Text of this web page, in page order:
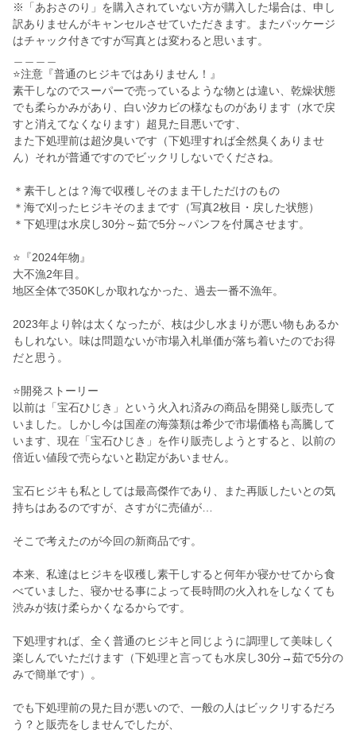
※「あおさのり」を購入されていない方が購入した場合は、申し
訳ありませんがキャンセルさせていただきます。またパッケージ
はチャック付きですが写真とは変わると思います。
⭐注意『普通のヒジキではありません！』
素干しなのでスーパーで売っているような物とは違い、乾燥状態
でも柔らかみがあり、白い汐カビの様なものがあります（水で戻
すと消えてなくなります）超見た目悪いです、
また下処理前は超汐臭いです（下処理すれば全然臭くありませ
ん）それが普通ですのでビックリしないでくださね。
＊素干しとは？海で収穫しそのまま干しただけのもの
＊海で刈ったヒジキそのままです（写真2枚目・戻した状態）
＊下処理は水戻し30分～茹で5分～パンフを付属させます。
⭐『2024年物』
大不漁2年目。
地区全体で350Kしか取れなかった、過去一番不漁年。
2023年より幹は太くなったが、枝は少し水まりが悪い物もあるか
もしれない。味は問題ないが市場入札単価が落ち着いたのでお得
だと思う。
⭐開発ストーリー
以前は「宝石ひじき」という火入れ済みの商品を開発し販売して
いました。しかし今は国産の海藻類は希少で市場価格も高騰して
います、現在「宝石ひじき」を作り販売しようとすると、以前の
倍近い値段で売らないと勘定があいません。
宝石ヒジキも私としては最高傑作であり、また再販したいとの気
持ちはあるのですが、さすがに売値が…
そこで考えたのが今回の新商品です。
本来、私達はヒジキを収穫し素干しすると何年か寝かせてから食
べていました、寝かせる事によって長時間の火入れをしなくても
渋みが抜け柔らかくなるからです。
下処理すれば、全く普通のヒジキと同じように調理して美味しく
楽しんでいただけます（下処理と言っても水戻し30分→茹で5分の
みで簡単です）。
でも下処理前の見た目が悪いので、一般の人はビックリするだろ
う？と販売をしませんでしたが、